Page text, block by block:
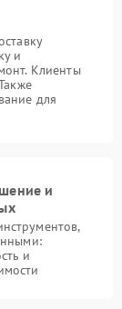
и
Клиенты
для
и
и